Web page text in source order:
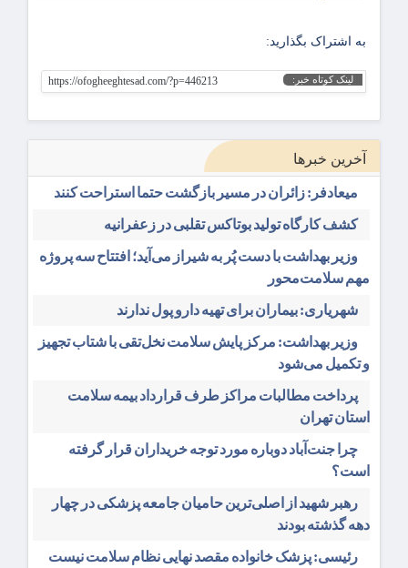
به اشتراک بگذارید:
لینک کوتاه خبر: https://ofogheeghtesad.com/?p=446213
آخرین خبرها
میعادفر: زائران در مسیر بازگشت حتما استراحت کنند
کشف کارگاه تولید بوتاکس تقلبی در زعفرانیه
وزیر بهداشت با دست پُر به شیراز می‌آید؛ افتتاح سه پروژه
مهم سلامت‌محور
شهریاری: بیماران برای تهیه دارو پول ندارند
وزیر بهداشت: مرکز پایش سلامت نخل‌تقی با شتاب تجهیز
و تکمیل می‌شود
پرداخت مطالبات مراکز طرف قرارداد بیمه سلامت
استان تهران
چرا جنت‌آباد دوباره مورد توجه خریداران قرار گرفته
است؟
رهبر شهید از اصلی‌ترین حامیان جامعه پزشکی در چهار
دهه گذشته بودند
رئیسی: پزشک خانواده مقصد نهایی نظام سلامت نیست